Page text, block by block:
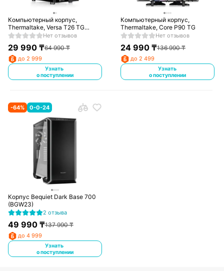
Компьютерный корпус,
Thermaltake, Versa T26 TG
ARGB
Нет отзывов
29 990₸64 990₸
до 2 999
Узнать
о поступлении
Компьютерный корпус,
Thermaltake, Core P90 TG
Нет отзывов
24 990 ₸136 990₸
до 2 499
Узнать
о поступлении
-64% 0-0-24
Корпус Bequiet Dark Base 700
(BGW23)
2 отзыва
49 990₸137 990₸
до 4 999
Узнать
о поступлении